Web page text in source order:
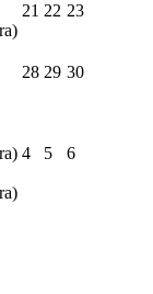
21 22 23
28 29 30
4 5 6